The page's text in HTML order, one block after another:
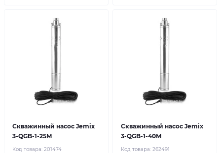
Скважинный насос Jemix
3-QGB-1-25M
Код товара: 201474
Скважинный насос Jemix
3-QGB-1-40M
Код товара: 262491